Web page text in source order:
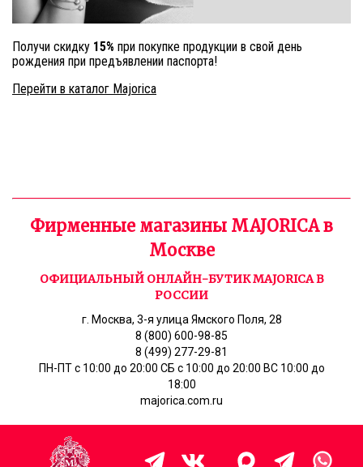
Получи скидку 15% при покупке продукции в свой день
рождения при предъявлении паспорта!
Перейти в каталог Majorica
Фирменные магазины MAJORICA в
Москве
ОФИЦИАЛЬНЫЙ ОНЛАЙН-БУТИК MAJORICA В
РОССИИ
г. Москва, 3-я улица Ямского Поля, 28
8 (800) 600-98-85
8 (499) 277-29-81
ПН-ПТ с 10:00 до 20:00 СБ с 10:00 до 20:00 ВС 10:00 до
18:00
majorica.com.ru